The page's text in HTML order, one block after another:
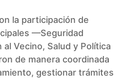
la participación de
—Seguridad
al Vecino, Salud y Política
de manera coordinada
gestionar trámites